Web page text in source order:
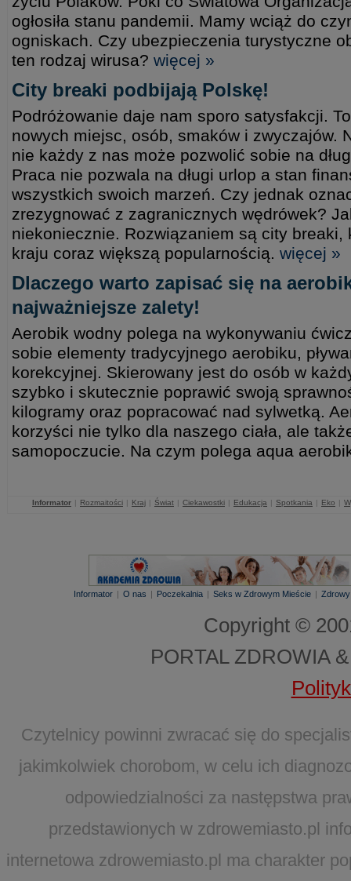
ogłosiła stanu pandemii. Mamy wciąż do
ogniskach. Czy ubezpieczenia turystyczne
ten rodzaj wirusa? więcej »
City breaki podbijają Polskę!
Podróżowanie daje nam sporo satysfakcji.
nowych miejsc, osób, smaków i zwyczajów.
nie każdy z nas może pozwolić sobie na
Praca nie pozwala na długi urlop a stan
wszystkich swoich marzeń. Czy jednak
zrezygnować z zagranicznych wędrówek?
niekoniecznie. Rozwiązaniem są city
kraju coraz większą popularnością. więcej »
Dlaczego warto zapisać się na
najważniejsze zalety!
Aerobik wodny polega na wykonywaniu
sobie elementy tradycyjnego aerobiku,
korekcyjnej. Skierowany jest do osób w
szybko i skutecznie poprawić swoją
kilogramy oraz popracować nad sylwetką.
korzyści nie tylko dla naszego ciała, ale
samopoczucie. Na czym polega aqua
Informator | Rozmaitości | Kraj | Świat | Ciekawostki | Edukacja | Spotkania | Eko |
Informator | O nas | Poczekalnia | Seks w Zdrowym Mieście |
Copyright ©
PORTAL ZDROWIA
Czytelnicy powinni zwracać się do
jakimkolwiek chorobom, w celu ich
odpowiedzialności za następstwa
przedstawionych w zdrowemiasto.pl
internetowa zdrowemiasto.pl ma charakter